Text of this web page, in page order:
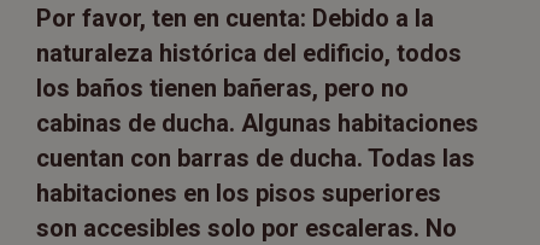
Por favor, ten en cuenta: Debido a la
naturaleza histórica del edificio, todos
los baños tienen bañeras, pero no
cabinas de ducha. Algunas habitaciones
cuentan con barras de ducha. Todas las
habitaciones en los pisos superiores
son accesibles solo por escaleras. No